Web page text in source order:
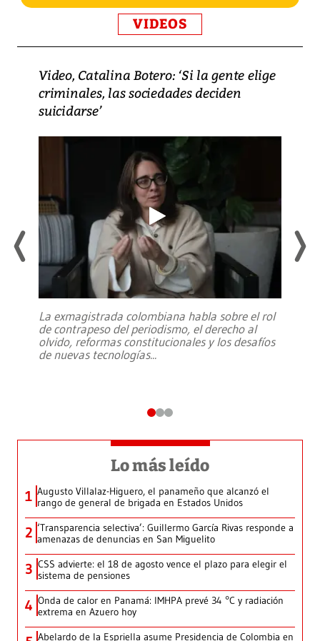
VIDEOS
Video, Catalina Botero: ‘Si la gente elige
criminales, las sociedades deciden
suicidarse’
La exmagistrada colombiana habla sobre el rol
de contrapeso del periodismo, el derecho al
olvido, reformas constitucionales y los desafíos
de nuevas tecnologías...
Lo más leído
1 Augusto Villalaz-Higuero, el panameño que alcanzó el
rango de general de brigada en Estados Unidos
2 ‘Transparencia selectiva’: Guillermo García Rivas responde a
amenazas de denuncias en San Miguelito
3 CSS advierte: el 18 de agosto vence el plazo para elegir el
sistema de pensiones
4 Onda de calor en Panamá: IMHPA prevé 34 °C y radiación
extrema en Azuero hoy
Abelardo de la Espriella asume Presidencia de Colombia en